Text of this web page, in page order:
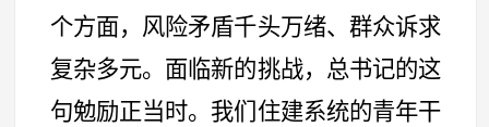
个方面，风险矛盾千头万绪、群众诉求
复杂多元。面临新的挑战，总书记的这
句勉励正当时。我们住建系统的青年干